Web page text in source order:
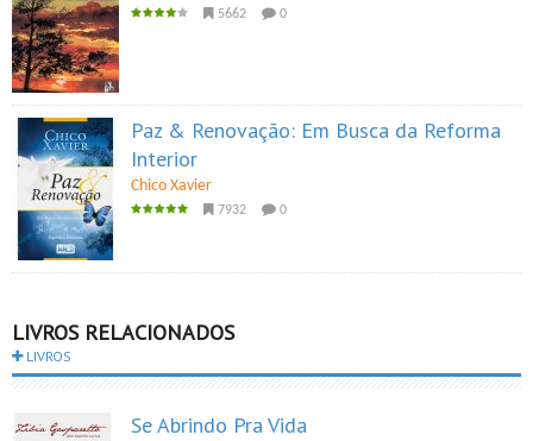
5662 0
Paz & Renovação: Em Busca da Reforma
Interior
Chico Xavier
7932 0
LIVROS RELACIONADOS
LIVROS
Se Abrindo Pra Vida